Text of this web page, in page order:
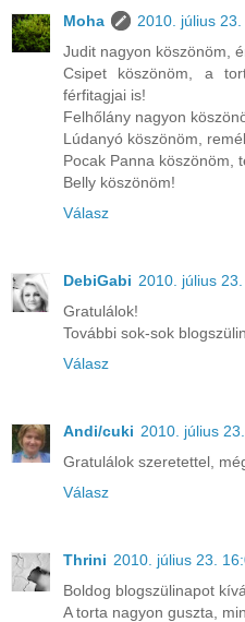
Moha
2010. július 23.
Judit nagyon köszönöm,
Csipet köszönöm, a
férfitagjai is!
Felhőlány nagyon
Lúdanyó köszönöm,
Pocak Panna köszönöm,
Belly köszönöm!
Válasz
DebiGabi 2010. július
Gratulálok!
További sok-sok
Válasz
Andi/cuki 2010. július
Gratulálok szeretettel,
Válasz
Thrini 2010. július 23.
Boldog blogszülinapot
A torta nagyon guszta,